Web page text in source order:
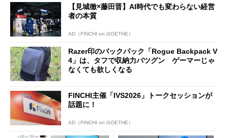
【見城徹×藤田晋】AI時代でも変わらない経営
者の本質
AD（FINCHI on GOETHE）
Razer印のバックパック「Rogue Backpack V
4」は、タフで収納力バツグン ゲーマーじゃ
なくても欲しくなる
FINCHI主催「IVS2026」トークセッションが
話題に！
AD（FINCHI on GOETHE）